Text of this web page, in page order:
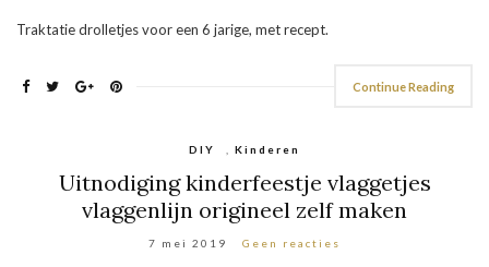
Traktatie drolletjes voor een 6 jarige, met recept.
Continue Reading
DIY , Kinderen
Uitnodiging kinderfeestje vlaggetjes
vlaggenlijn origineel zelf maken
7 mei 2019 Geen reacties